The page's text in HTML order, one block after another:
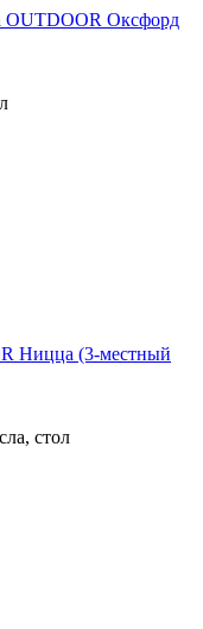
OUTDOOR Оксфорд
Ницца (3-местный
стол